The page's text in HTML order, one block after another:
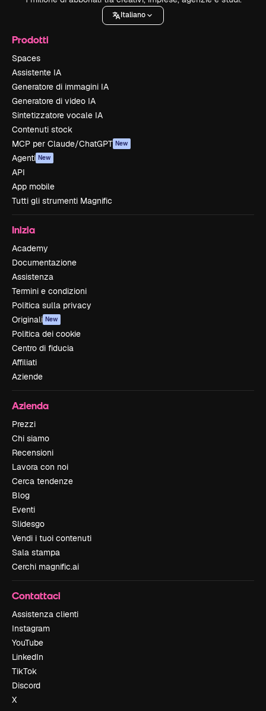
Italiano
Prodotti
Spaces
Assistente IA
Generatore di immagini IA
Generatore di video IA
Sintetizzatore vocale IA
Contenuti stock
MCP per Claude/ChatGPT New
Agenti New
API
App mobile
Tutti gli strumenti Magnific
Inizia
Academy
Documentazione
Assistenza
Termini e condizioni
Politica sulla privacy
Originali New
Politica dei cookie
Centro di fiducia
Affiliati
Aziende
Azienda
Prezzi
Chi siamo
Recensioni
Lavora con noi
Cerca tendenze
Blog
Eventi
Slidesgo
Vendi i tuoi contenuti
Sala stampa
Cerchi magnific.ai
Contattaci
Assistenza clienti
Instagram
YouTube
LinkedIn
TikTok
Discord
X